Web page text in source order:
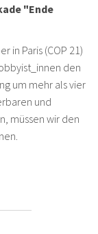
"Ende
in Paris (COP 21)
den
um mehr als vier
und
müssen wir den